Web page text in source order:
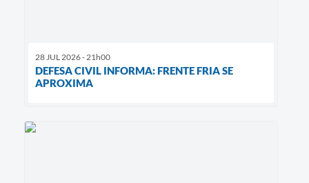
28 JUL 2026 - 21h00
DEFESA CIVIL INFORMA: FRENTE FRIA SE
APROXIMA